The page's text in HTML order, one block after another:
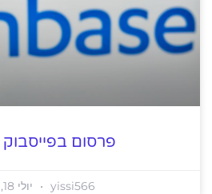
פרסום בפייסבוק
yissi566 יולי 18, 2023